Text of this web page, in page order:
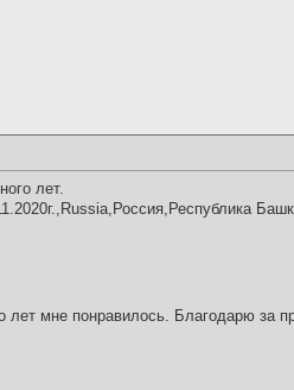
лет.
мне понравилось. Благодарю за